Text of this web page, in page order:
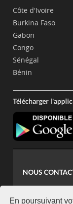
En poursuivant
Côte d'Ivoire
Burkina Faso
Gabon
Congo
Sénégal
Bénin
Télécharger
NOUS